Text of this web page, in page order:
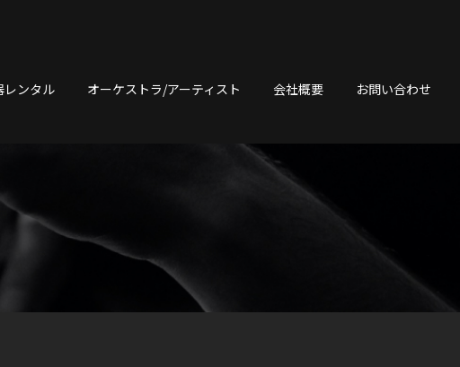
レンタル オーケストラ/アーティスト 会社概要 お問い合わせ